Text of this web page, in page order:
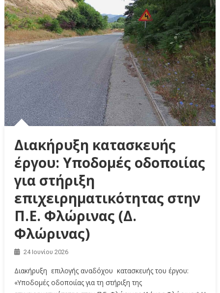
Διακήρυξη κατασκευής
έργου: Υποδομές οδοποιίας
για στήριξη
επιχειρηματικότητας στην
Π.Ε. Φλώρινας (Δ.
Φλώρινας)
24 Ιουνίου 2026
Διακήρυξη επιλογής αναδόχου κατασκευής του έργου:
«Υποδομές οδοποιίας για τη στήριξη της